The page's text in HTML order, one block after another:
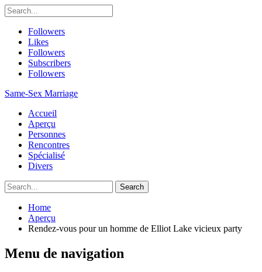
Followers
Likes
Followers
Subscribers
Followers
Same-Sex Marriage
Accueil
Aperçu
Personnes
Rencontres
Spécialisé
Divers
Home
Aperçu
Rendez-vous pour un homme de Elliot Lake vicieux party
Menu de navigation